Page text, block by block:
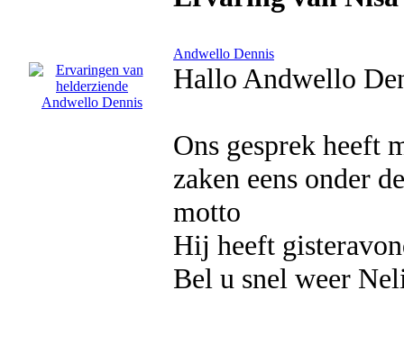
Andwello Dennis
Hallo Andwello
Ons gesprek heeft
zaken eens onder
motto
Hij heeft
Bel u snel weer